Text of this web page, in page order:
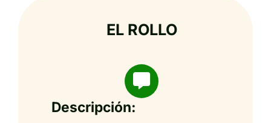
EL ROLLO
Descripción: